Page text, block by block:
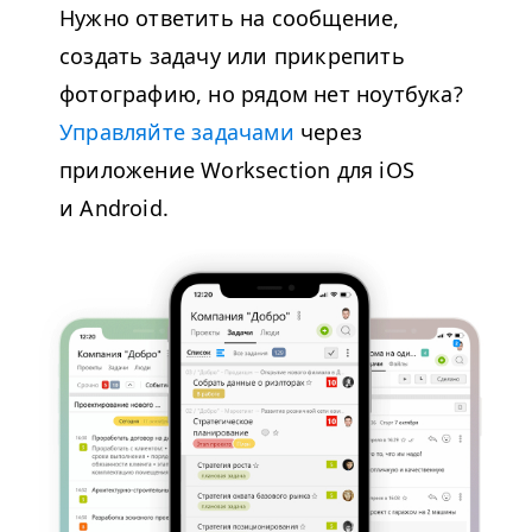
Нужно ответить на сообщение,
создать задачу или прикрепить
фотографию, но рядом нет ноутбука?
Управляйте задачами через
приложение Worksection для iOS
и Android.